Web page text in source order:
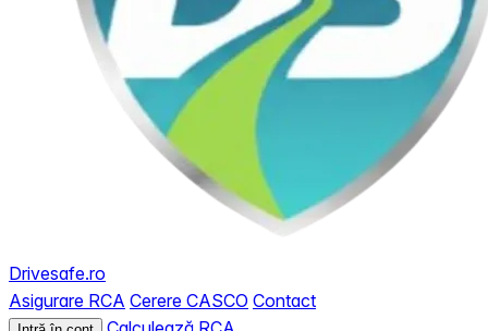
Drivesafe.ro
Asigurare RCA Cerere CASCO Contact